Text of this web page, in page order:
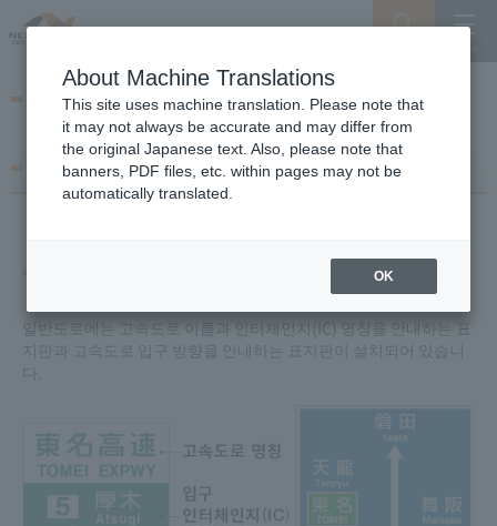
표지판 내비게이션 맵
표지 읽는 법
일반도로에는 고속도로 이름과 인터체인지(IC) 명칭을 안내하는 표
지판과 고속도로 입구 방향을 안내하는 표지판이 설치되어 있습니
다.
About Machine Translations
This site uses machine translation. Please note that
it may not always be accurate and may differ from
the original Japanese text. Also, please note that
banners, PDF files, etc. within pages may not be
automatically translated.
OK